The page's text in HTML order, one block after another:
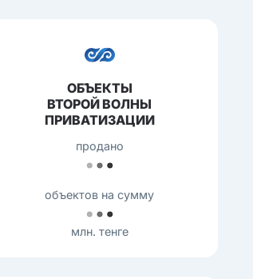
ОБЪЕКТЫ
ВТОРОЙ ВОЛНЫ
ПРИВАТИЗАЦИИ
продано
объектов на сумму
млн. тенге